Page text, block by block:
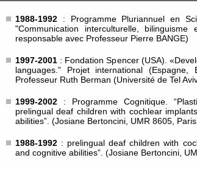
1988-1992 : Programme Pluriannuel en
"Communication interculturelle,
responsable avec Professeur Pierre BANGE)
1997-2001 : Fondation Spencer (USA).
languages.” Projet international
Professeur Ruth Berman (Université de Tel
1999-2002 : Programme Cognitique.
prelingual deaf children with cochlear
abilities”. (Josiane Bertoncini, UMR 8605,
1988-1992 : prelingual deaf children with
and cognitive abilities”. (Josiane Bertoncini,